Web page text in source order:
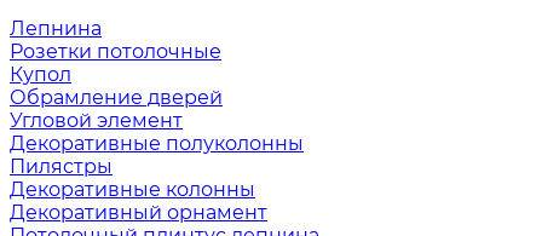
Лепнина
Розетки потолочные
Купол
Обрамление дверей
Угловой элемент
Декоративные полуколонны
Пилястры
Декоративные колонны
Декоративный орнамент